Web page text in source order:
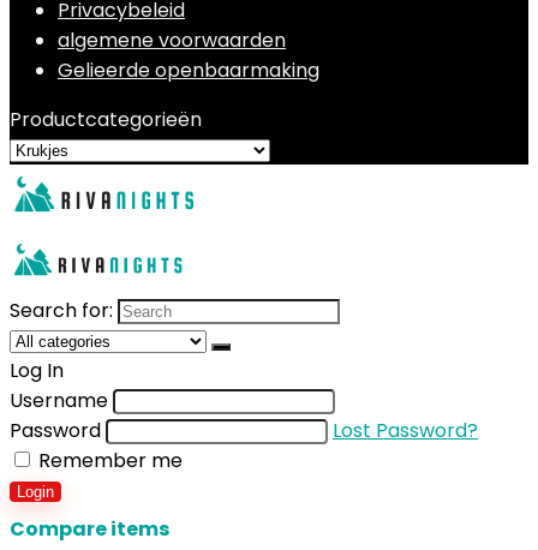
Privacybeleid
algemene voorwaarden
Gelieerde openbaarmaking
Productcategorieën
Search for:
Log In
Username
Password
Lost Password?
Remember me
Login
Compare items